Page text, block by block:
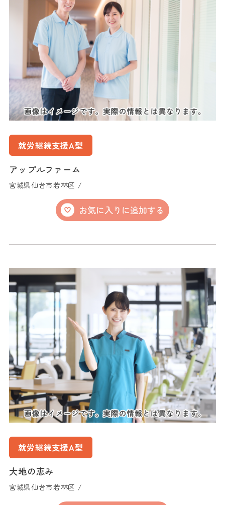
就労継続支援A型
アップルファーム
宮城県仙台市若林区 /
お気に入りに追加する
就労継続支援A型
大地の恵み
宮城県仙台市若林区 /